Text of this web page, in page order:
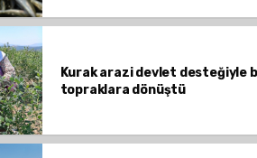
Kurak arazi devlet desteğiyle
topraklara dönüştü